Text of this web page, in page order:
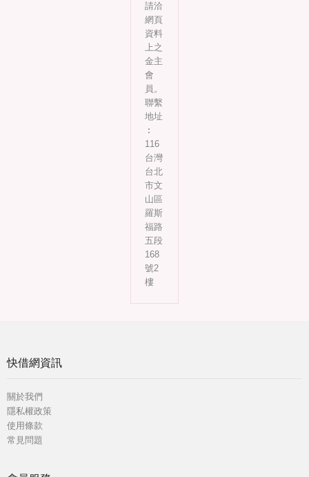
請洽
網頁
資料
上之
金主
會
員。
聯繫
地址
︰
116
台灣
台北
市文
山區
羅斯
福路
五段
168
號2
樓
快借網資訊
關於我們
隱私權政策
使用條款
常見問題